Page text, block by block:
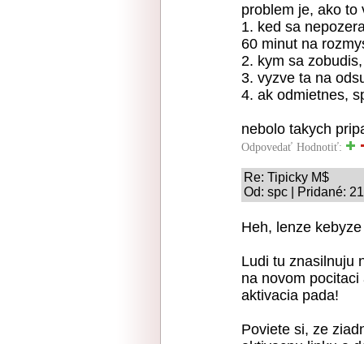
problem je, ako to
1. ked sa
60 minut na
2. kym sa
3. vyzve ta na
4. ak odmietnes,
nebolo takych
Odpovedať Hodnotiť:
Re: Tipicky M$
Od: spc | Pridané:
Heh, lenze
Ludi tu znasilnuju
na novom
aktivacia pada!
Poviete si, ze